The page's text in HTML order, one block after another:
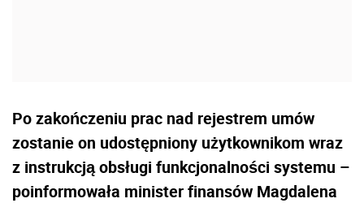
Po zakończeniu prac nad rejestrem umów
zostanie on udostępniony użytkownikom wraz
z instrukcją obsługi funkcjonalności systemu –
poinformowała minister finansów Magdalena